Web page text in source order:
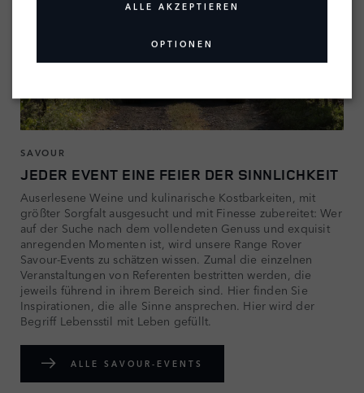
SAVOUR
JEDER EVENT EINE FEIER DER SINNLICHKEIT
Auserlesene Weine und kulinarische Kostbarkeiten, mit
größter Sorgfalt ausgesucht und mit Finesse zubereitet: Wer
auf der Suche nach dem vollendeten Genuss und exquisit
anregenden Momenten ist, wird unsere Range Rover
Savour-Events zu schätzen wissen. Zumal die einzelnen
Veranstaltungen von Referenten bestritten werden, die
jeweils führend in ihrem Bereich sind. Hier finden Sie
Inspirationen, die alle Sinne ansprechen. Hier wird der
Begriff Lebensstil mit Leben gefüllt.
ALLE SAVOUR-EVENTS
OPTIONEN
ALLE AKZEPTIEREN